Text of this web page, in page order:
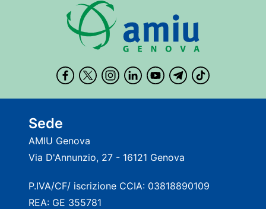
Sede
AMIU Genova
Via D'Annunzio, 27 - 16121 Genova
P.IVA/CF/ iscrizione CCIA: 03818890109
REA: GE 355781